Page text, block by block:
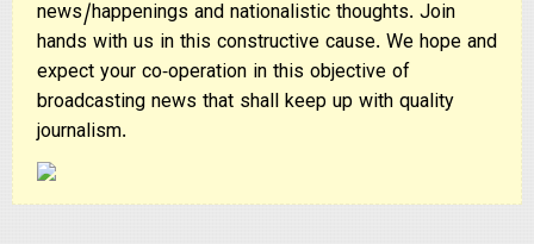
news/happenings and nationalistic thoughts. Join
hands with us in this constructive cause. We hope and
expect your co-operation in this objective of
broadcasting news that shall keep up with quality
journalism.